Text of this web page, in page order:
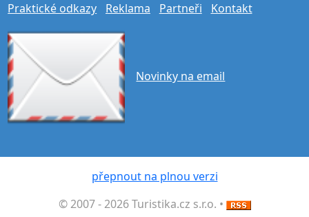
Praktické odkazy
Reklama Partneři Kontakt
Novinky na email
přepnout na plnou verzi
© 2007 - 2026 Turistika.cz s.r.o. •